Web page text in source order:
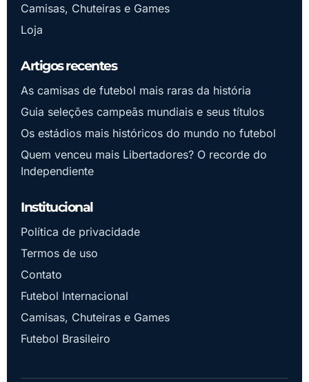
Camisas, Chuteiras e Games
Loja
Artigos recentes
As camisas de futebol mais raras da história
Guia seleções campeãs mundiais e seus títulos
Os estádios mais históricos do mundo no futebol
Quem venceu mais Libertadores? O recorde do
Independiente
Institucional
Política de privacidade
Termos de uso
Contato
Futebol Internacional
Camisas, Chuteiras e Games
Futebol Brasileiro